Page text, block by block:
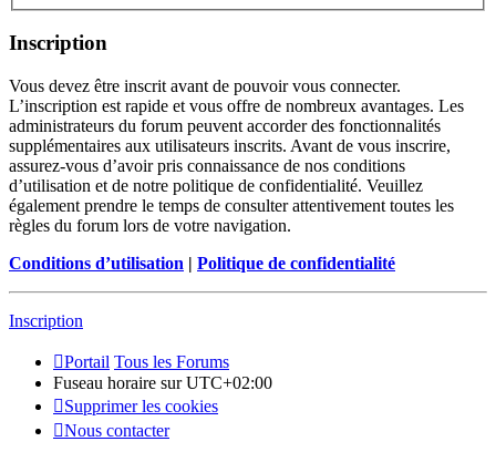
Inscription
Vous devez être inscrit avant de pouvoir vous connecter.
L’inscription est rapide et vous offre de nombreux avantages. Les
administrateurs du forum peuvent accorder des fonctionnalités
supplémentaires aux utilisateurs inscrits. Avant de vous inscrire,
assurez-vous d’avoir pris connaissance de nos conditions
d’utilisation et de notre politique de confidentialité. Veuillez
également prendre le temps de consulter attentivement toutes les
règles du forum lors de votre navigation.
Conditions d’utilisation | Politique de confidentialité
Inscription
Portail Tous les Forums
Fuseau horaire surUTC+02:00
Supprimer les cookies
Nous contacter